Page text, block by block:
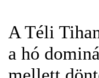
A Téli
a hó